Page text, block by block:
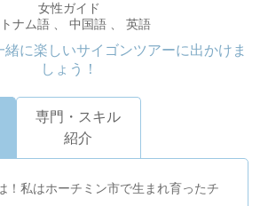
女性ガイド
ナム語 、 中国語 、 英語
に楽しいサイゴンツアーに出かけま
しょう！
専門・スキル
紹介
！私はホーチミン市で生まれ育ったチ